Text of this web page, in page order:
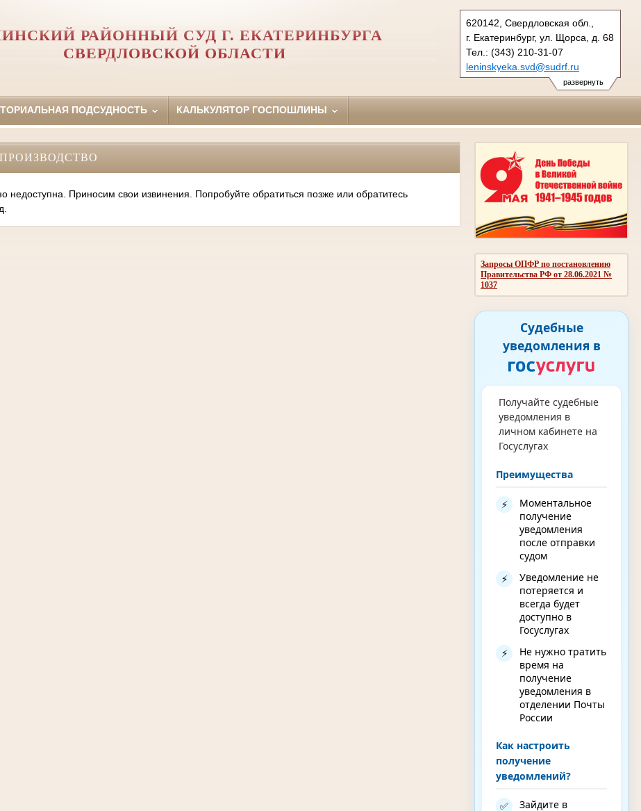
развернуть
620142, Свердловская обл.,
г. Екатеринбург, ул. Щорса, д. 68
Тел.: (343) 210-31-07
leninskyeka.svd@sudrf.ru
РАЙОННЫЙ СУД Г. ЕКАТЕРИНБУРГА
СВЕРДЛОВСКОЙ ОБЛАСТИ
ПОДСУДНОСТЬ КАЛЬКУЛЯТОР ГОСПОШЛИНЫ
Запросы ОПФР по постановлению
Правительства РФ от 28.06.2021 №
1037
Судебные
уведомления в
Получайте судебные
уведомления в
личном кабинете на
Госуслугах
Преимущества
⚡
Моментальное
получение
уведомления
после отправки
судом
⚡
Уведомление не
потеряется и
всегда будет
доступно в
Госуслугах
⚡
Не нужно тратить
время на
получение
уведомления в
отделении Почты
России
Как настроить
получение
уведомлений?
✅
Зайдите в
Приносим свои извинения. Попробуйте обратиться позже или обратитесь